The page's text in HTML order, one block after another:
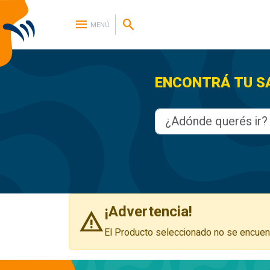
menu MENÚ search
ENCONTRÁ TU
warning¡Advertencia!
El Producto seleccionado no se